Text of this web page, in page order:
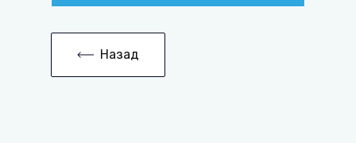
Назад